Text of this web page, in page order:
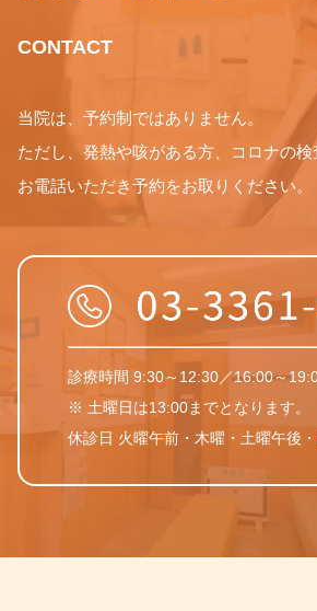
CONTACT
当院は、予約制ではありません。
ただし、発熱や咳がある方、コロナの
お電話いただき予約をお取りください。
診療時間 9:30～12:30／16:00～
※ 土曜日は13:00までとなります。
休診日 火曜午前・木曜・土曜午後